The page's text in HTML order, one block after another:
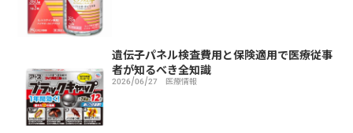
遺伝子パネル検査費用と保険適用で医療従事
者が知るべき全知識
2026/06/27 医療情報